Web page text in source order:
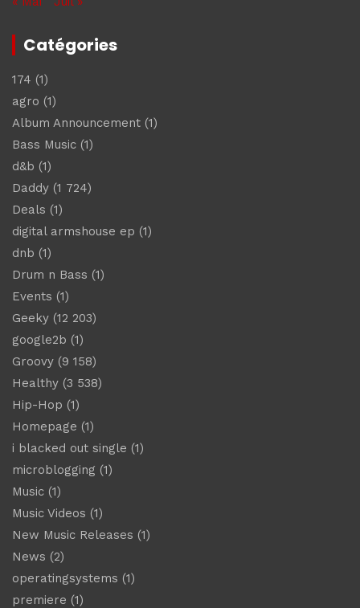
Catégories
174 (1)
agro (1)
Album Announcement (1)
Bass Music (1)
d&b (1)
Daddy (1 724)
Deals (1)
digital armshouse ep (1)
dnb (1)
Drum n Bass (1)
Events (1)
Geeky (12 203)
google2b (1)
Groovy (9 158)
Healthy (3 538)
Hip-Hop (1)
Homepage (1)
i blacked out single (1)
microblogging (1)
Music (1)
Music Videos (1)
New Music Releases (1)
News (2)
operatingsystems (1)
premiere (1)